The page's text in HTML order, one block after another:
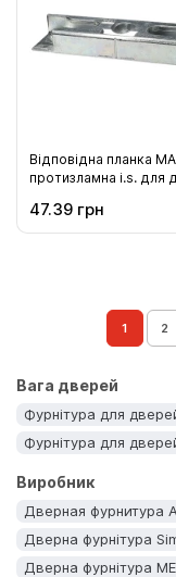
Відповідна планка
протизламна i.s. для
фальца 12 мм
(96860)
47.39 грн
1 2
Вага дверей
Фурнітура для
Фурнітура для
Виробник
Дверная фурнитура
Дверна фурнітура
Дверна фурнітура